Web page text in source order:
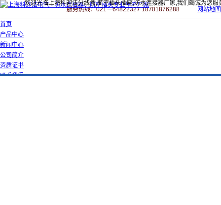
欢迎光临上海科迎法分线盒,航空插头插座,防水连接器厂家,我们竭诚为您服
服务热线：021－64822327 18701876288
网站地图
首页
产品中心
新闻中心
公司简介
资质证书
联系我们